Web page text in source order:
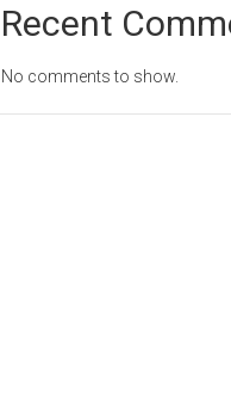
Recent
No comments to show.